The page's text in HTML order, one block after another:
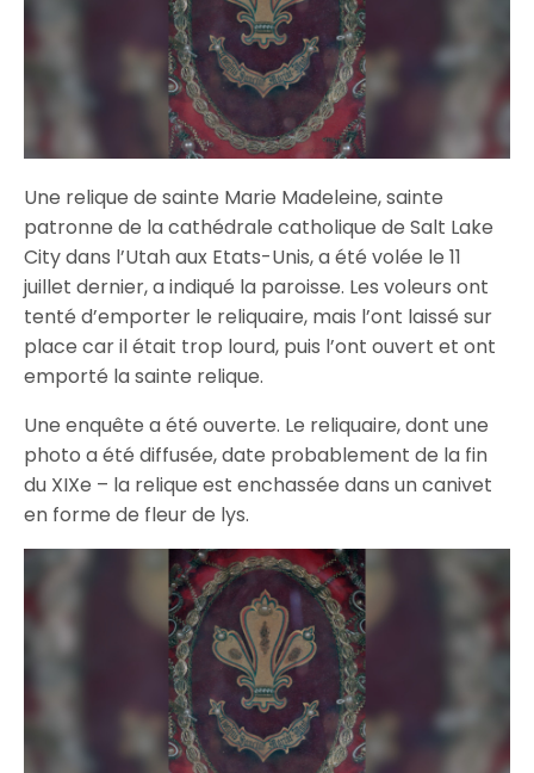
Une relique de sainte Marie Madeleine, sainte
patronne de la cathédrale catholique de Salt Lake
City dans l’Utah aux Etats-Unis, a été volée le 11
juillet dernier, a indiqué la paroisse. Les voleurs ont
tenté d’emporter le reliquaire, mais l’ont laissé sur
place car il était trop lourd, puis l’ont ouvert et ont
emporté la sainte relique.
Une enquête a été ouverte. Le reliquaire, dont une
photo a été diffusée, date probablement de la fin
du XIXe – la relique est enchassée dans un canivet
en forme de fleur de lys.